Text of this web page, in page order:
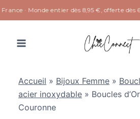
· Monde entier dès 8,95 €, offerte dès 69
Accueil » Bijoux Femme »
acier inoxydable » Boucles
Couronne